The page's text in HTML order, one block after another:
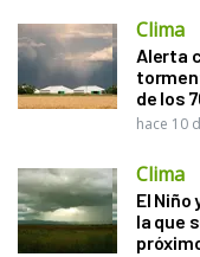
Clima
Alerta
de los
hace 10
Clima
El
la que